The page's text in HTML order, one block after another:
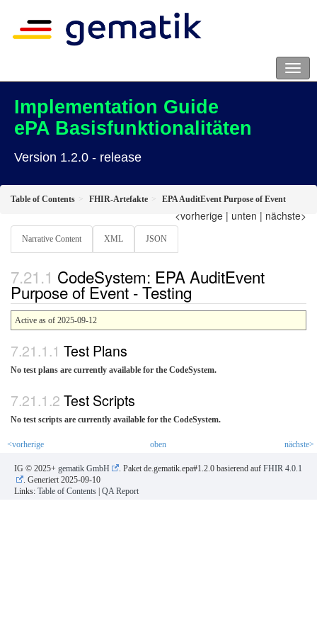
Implementation Guide
ePA Basisfunktionalitäten
Version 1.2.0 - release
Table of Contents FHIR-Artefakte EPA AuditEvent Purpose of Event
<vorherige | unten | nächste>
Narrative Content XML JSON
CodeSystem: EPA AuditEvent
Purpose of Event - Testing
Active as of 2025-09-12
Test Plans
No test plans are currently available for the CodeSystem.
Test Scripts
No test scripts are currently available for the CodeSystem.
<vorherige oben nächste>
IG © 2025+ gematik GmbH . Paket de.gematik.epa#1.2.0 basierend auf FHIR 4.0.1
. Generiert 2025-09-10
Links: Table of Contents | QA Report